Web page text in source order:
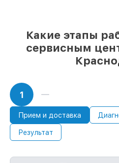
приступает к
Какие этапы
сервисным
1
Прием и доставка
Результат